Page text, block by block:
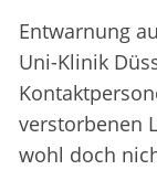
Entwarnung
Uni-Klinik
verstorbenen
wohl doch